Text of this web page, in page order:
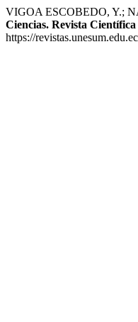
VIGOA ESCOBEDO, Y.;
Ciencias. Revista
https://